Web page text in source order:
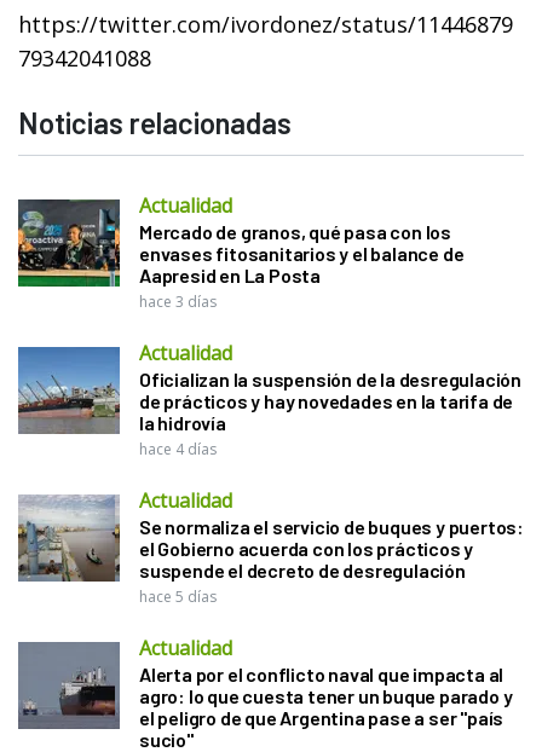
https://twitter.com/ivordonez/status/11446879
79342041088
Noticias relacionadas
Actualidad
Mercado de granos, qué pasa con los
envases fitosanitarios y el balance de
Aapresid en La Posta
hace 3 días
Actualidad
Oficializan la suspensión de la desregulación
de prácticos y hay novedades en la tarifa de
la hidrovía
hace 4 días
Actualidad
Se normaliza el servicio de buques y puertos:
el Gobierno acuerda con los prácticos y
suspende el decreto de desregulación
hace 5 días
Actualidad
Alerta por el conflicto naval que impacta al
agro: lo que cuesta tener un buque parado y
el peligro de que Argentina pase a ser "país
sucio"